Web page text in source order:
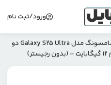
ورود/ثبت نام
/ گوشی موبایل سامسونگ مدل Galaxy S25 Ultra دو